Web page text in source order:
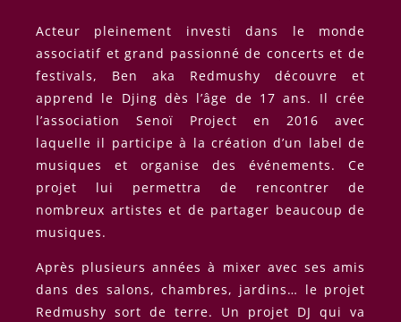
Acteur pleinement investi dans le monde
associatif et grand passionné de concerts et de
festivals, Ben aka Redmushy découvre et
apprend le Djing dès l’âge de 17 ans. Il crée
l’association Senoï Project en 2016 avec
laquelle il participe à la création d’un label de
musiques et organise des événements. Ce
projet lui permettra de rencontrer de
nombreux artistes et de partager beaucoup de
musiques.
Après plusieurs années à mixer avec ses amis
dans des salons, chambres, jardins… le projet
Redmushy sort de terre. Un projet DJ qui va